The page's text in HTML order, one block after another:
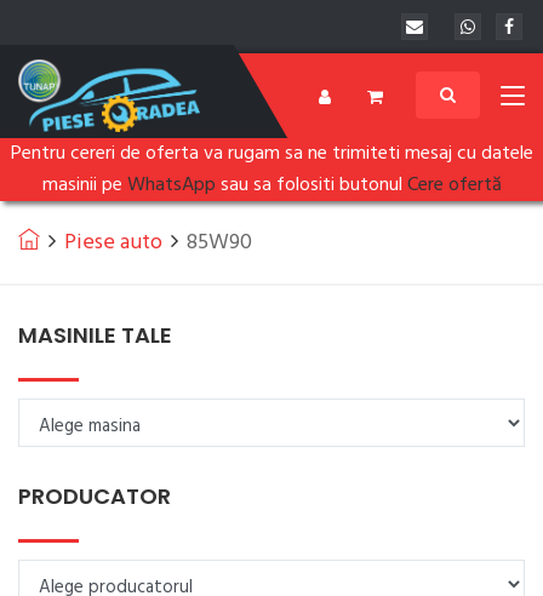
Pentru cereri de oferta va rugam sa ne trimiteti mesaj cu datele
masinii peWhatsAppsau sa folositi butonulCere ofertă
Piese auto 85W90
MASINILE TALE
PRODUCATOR